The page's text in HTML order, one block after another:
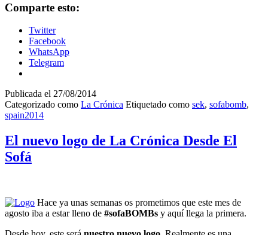
Comparte esto:
Twitter
Facebook
WhatsApp
Telegram
Publicada el 27/08/2014
Categorizado como La Crónica Etiquetado como sek, sofabomb,
spain2014
El nuevo logo de La Crónica Desde El
Sofá
Hace ya unas semanas os prometimos que este mes de
agosto iba a estar lleno de #sofaBOMBs y aquí llega la primera.